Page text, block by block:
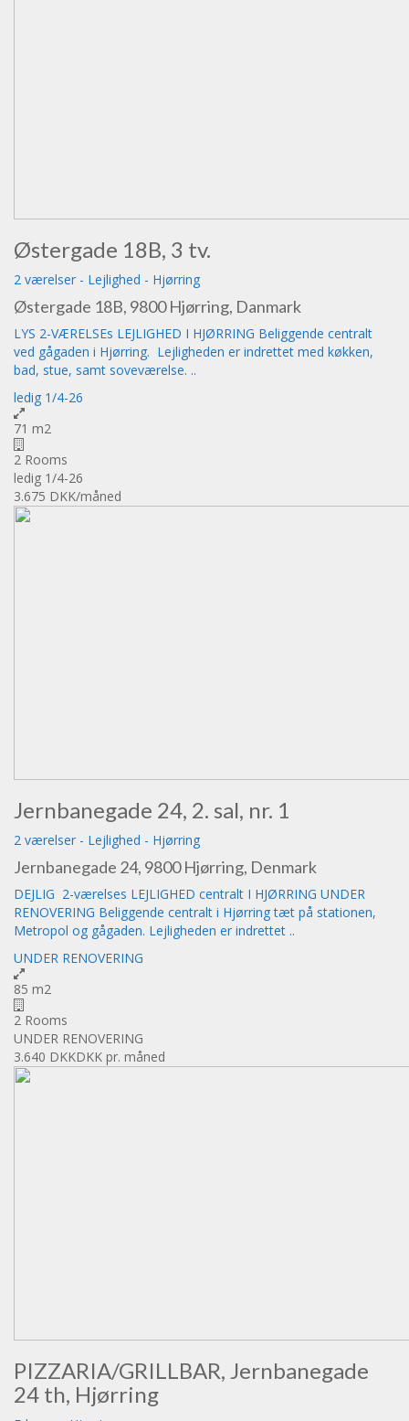
Østergade 18B, 3 tv.
2 værelser - Lejlighed - Hjørring
Østergade 18B, 9800 Hjørring, Danmark
LYS 2-VÆRELSEs LEJLIGHED I HJØRRING Beliggende centralt
ved gågaden i Hjørring. Lejligheden er indrettet med køkken,
bad, stue, samt soveværelse. ..
ledig 1/4-26
71 m2
2 Rooms
ledig 1/4-26
3.675 DKK/måned
Jernbanegade 24, 2. sal, nr. 1
2 værelser - Lejlighed - Hjørring
Jernbanegade 24, 9800 Hjørring, Denmark
DEJLIG 2-værelses LEJLIGHED centralt I HJØRRING UNDER
RENOVERING Beliggende centralt i Hjørring tæt på stationen,
Metropol og gågaden. Lejligheden er indrettet ..
UNDER RENOVERING
85 m2
2 Rooms
UNDER RENOVERING
3.640 DKKDKK pr. måned
PIZZARIA/GRILLBAR, Jernbanegade
24 th, Hjørring